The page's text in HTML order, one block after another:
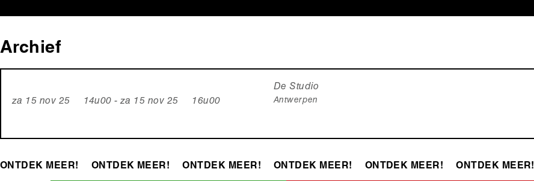
Archief
za 15 nov 25 14u00 - za 15 nov 25 16u00
De Studio
Antwerpen
ONTDEK MEER! ONTDEK MEER! ONTDEK MEER! ONTDEK MEER! ONTDEK MEER! ONTDEK MEER!